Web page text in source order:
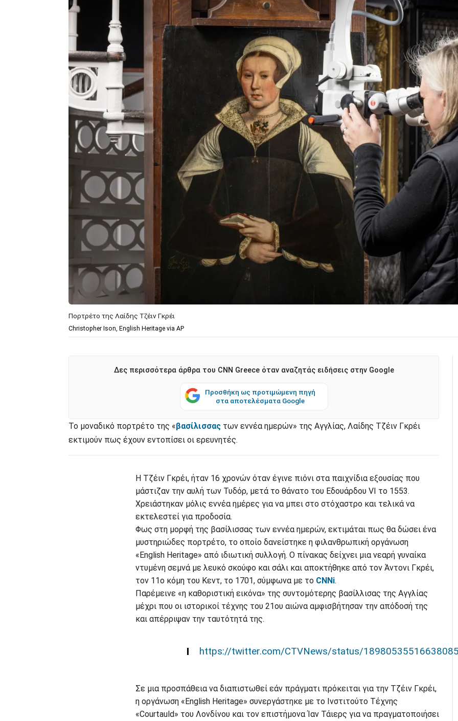
Πορτρέτο της Λαίδης Τζέιν Γκρέι
Christopher Ison, English Heritage via AP
Δες περισσότερα άρθρα του CNN Greece όταν αναζητάς ειδήσεις στην Google
Προσθήκη ως προτιμώμενη πηγή
στα αποτελέσματα Google
Το μοναδικό πορτρέτο της «βασίλισσας των εννέα ημερών» της Αγγλίας, Λαίδης Τζέιν Γκρέι
εκτιμούν πως έχουν εντοπίσει οι ερευνητές.
Η Τζέιν Γκρέι, ήταν 16 χρονών όταν έγινε πιόνι στα παιχνίδια εξουσίας που
μάστιζαν την αυλή των Τυδόρ, μετά το θάνατο του Εδουάρδου VI το 1553.
Χρειάστηκαν μόλις εννέα ημέρες για να μπει στο στόχαστρο και τελικά να
εκτελεστεί για προδοσία.
Φως στη μορφή της βασίλισσας των εννέα ημερών, εκτιμάται πως θα δώσει ένα
μυστηριώδες πορτρέτο, το οποίο δανείστηκε η φιλανθρωπική οργάνωση
«English Heritage» από ιδιωτική συλλογή. Ο πίνακας δείχνει μια νεαρή γυναίκα
ντυμένη σεμνά με λευκό σκούφο και σάλι και αποκτήθηκε από τον Άντονι Γκρέι,
τον 11ο κόμη του Κεντ, το 1701, σύμφωνα με το CNNi.
Παρέμεινε «η καθοριστική εικόνα» της συντομότερης βασίλλισας της Αγγλίας
μέχρι που οι ιστορικοί τέχνης του 21ου αιώνα αμφισβήτησαν την απόδοσή της
και απέρριψαν την ταυτότητά της.
https://twitter.com/CTVNews/status/
Σε μια προσπάθεια να διαπιστωθεί εάν πράγματι πρόκειται για την Τζέιν Γκρέι,
η οργάνωση «English Heritage» συνεργάστηκε με το Ινστιτούτο Τέχνης
«Courtauld» του Λονδίνου και τον επιστήμονα Ίαν Τάιερς για να πραγματοποιήσει